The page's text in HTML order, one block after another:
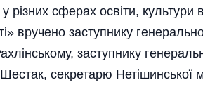
різних сферах освіти,
вручено заступнику
заступнику
секретарю Нетішинської